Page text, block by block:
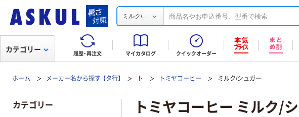
ミルク/...
履歴・再注文 マイカタログ クイックオーダー
カテゴリー
ホーム メーカー名から探す-【タ行】 ト トミヤコーヒー ミルク/シュガー
トミヤコーヒー ミルク/
カテゴリー